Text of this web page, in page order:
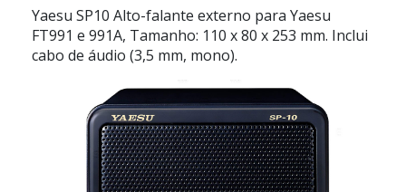
Yaesu SP10 Alto-falante externo para Yaesu
FT991 e 991A, Tamanho: 110 x 80 x 253 mm. Inclui
cabo de áudio (3,5 mm, mono).